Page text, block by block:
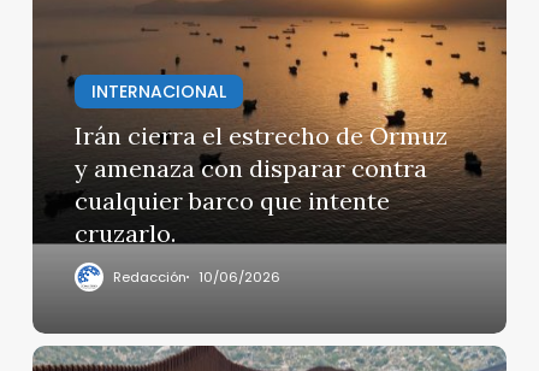
estrecho
Ormuz
amenaza
disparar
contra
barco
que
INTERNACIONAL
Irán cierra el estrecho de Ormuz
y amenaza con disparar contra
cualquier barco que intente
cruzarlo.
Redacción 10/06/2026
Senado